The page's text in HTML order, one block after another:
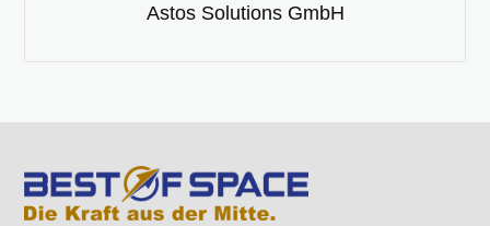
Astos Solutions GmbH